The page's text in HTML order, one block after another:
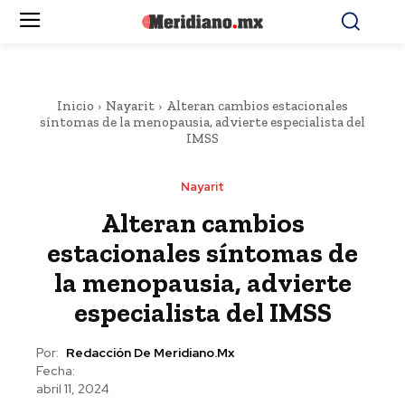
Inicio Nayarit
Alteran cambios estacionales
síntomas de la menopausia, advierte especialista del
IMSS
Nayarit
Alteran cambios
estacionales síntomas de
la menopausia, advierte
especialista del IMSS
Por: Redacción De Meridiano.mx
Fecha:
abril 11, 2024